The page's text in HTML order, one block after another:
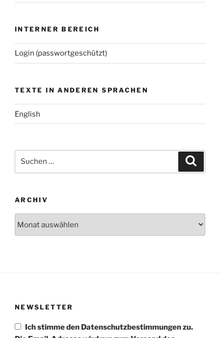
INTERNER BEREICH
Login (passwortgeschützt)
TEXTE IN ANDEREN SPRACHEN
English
nach:
ARCHIV
NEWSLETTER
Ich stimme den Datenschutzbestimmungen zu.